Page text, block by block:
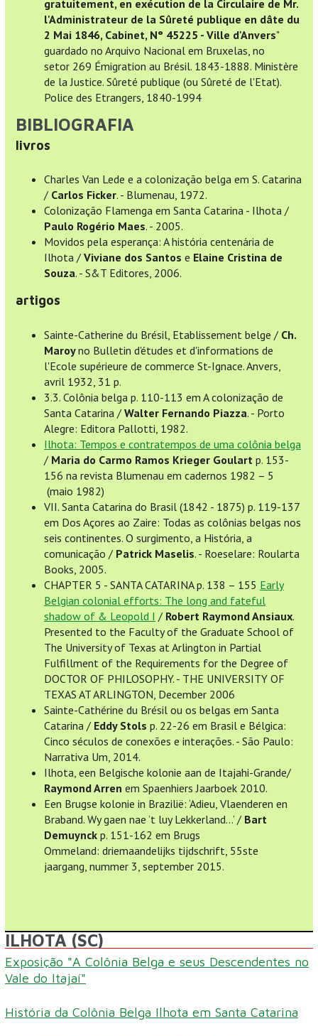
gratuitement, en exécution de la Circulaire de Mr.
l'Administrateur de la Sûreté publique en dâte du
2 Mai 1846, Cabinet, N° 45225 - Ville d'Anvers"
guardado no Arquivo Nacional em Bruxelas, no
setor 269 Émigration au Brésil. 1843-1888. Ministère
de la Justice. Sûreté publique (ou Sûreté de l'Etat).
Police des Etrangers, 1840-1994
BIBLIOGRAFIA
livros
Charles Van Lede e a colonização belga em S. Catarina
/ Carlos Ficker. - Blumenau, 1972.
Colonização Flamenga em Santa Catarina - Ilhota /
Paulo Rogério Maes. - 2005.
Movidos pela esperança: A história centenária de
Ilhota / Viviane dos Santos e Elaine Cristina de
Souza. - S&T Editores, 2006.
artigos
Sainte-Catherine du Brésil, Etablissement belge / Ch.
Maroyno Bulletin d'études et d'informations de
l'Ecole supérieure de commerce St-Ignace. Anvers,
avril 1932, 31 p.
3.3. Colônia belga p. 110-113 em A colonização de
Santa Catarina / Walter Fernando Piazza. - Porto
Alegre: Editora Pallotti, 1982.
Ilhota: Tempos e contratempos de uma colônia belga
/ Maria do Carmo Ramos Krieger Goulart p. 153-
156 na revista Blumenau em cadernos 1982 – 5
(maio 1982)
VII. Santa Catarina do Brasil (1842 - 1875) p. 119-137
em Dos Açores ao Zaire: Todas as colônias belgas nos
seis continentes. O surgimento, a História, a
comunicação / Patrick Maselis. - Roeselare: Roularta
Books, 2005.
CHAPTER 5 - SANTA CATARINA p. 138 – 155 Early
Belgian colonial efforts: The long and fateful
shadow of & Leopold I / Robert Raymond Ansiaux.
Presented to the Faculty of the Graduate School of
The University of Texas at Arlington in Partial
Fulfillment of the Requirements for the Degree of
DOCTOR OF PHILOSOPHY. - THE UNIVERSITY OF
TEXAS AT ARLINGTON, December 2006
Sainte-Cathérine du Brésil ou os belgas em Santa
Catarina / Eddy Stols p. 22-26 em Brasil e Bélgica:
Cinco séculos de conexões e interações. - São Paulo:
Narrativa Um, 2014.
Ilhota, een Belgische kolonie aan de Itajahi-Grande/
Raymond Arren em Spaenhiers Jaarboek 2010.
Een Brugse kolonie in Brazilië: ‘Adieu, Vlaenderen en
Braband. Wy gaen nae ’t luy Lekkerland…’ / Bart
Demuynck p. 151-162 em Brugs
Ommeland: driemaandelijks tijdschrift, 55ste
jaargang, nummer 3, september 2015.
ILHOTA (SC)
Exposição "A Colônia Belga e seus Descendentes no
Vale do Itajaí"
História da Colônia Belga Ilhota em Santa Catarina